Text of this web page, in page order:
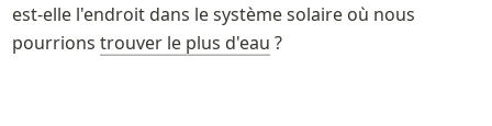
est-elle l'endroit dans le système solaire où nous
pourrions trouver le plus d'eau ?